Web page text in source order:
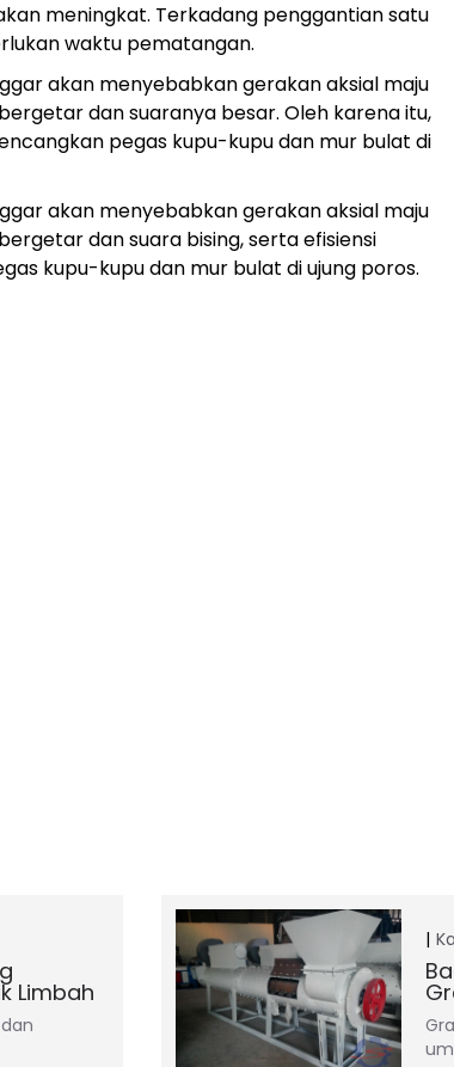
meningkat. Terkadang penggantian satu
waktu pematangan.
akan menyebabkan gerakan aksial maju
dan suaranya besar. Oleh karena itu,
pegas kupu-kupu dan mur bulat di
akan menyebabkan gerakan aksial maju
dan suara bising, serta efisiensi
kupu-kupu dan mur bulat di ujung poros.
Limbah